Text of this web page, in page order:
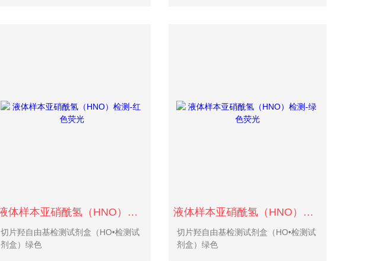
液体样本亚硝酰氢（HNO）检测-红色荧光
切片羟自由基检测试剂盒（HO•检测试
剂盒）绿色
液体样本亚硝酰氢（HNO）检测-绿色荧光
切片羟自由基检测试剂盒（HO•检测试
剂盒）绿色